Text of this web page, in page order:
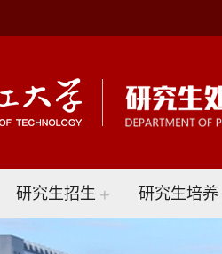
研究生招生 + 研究生培养